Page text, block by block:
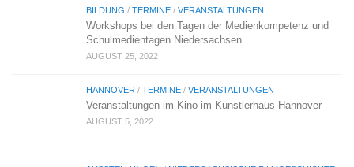
BILDUNG / TERMINE / VERANSTALTUNGEN
Workshops bei den Tagen der Medienkompetenz und
Schulmedientagen Niedersachsen
AUGUST 25, 2022
HANNOVER / TERMINE / VERANSTALTUNGEN
Veranstaltungen im Kino im Künstlerhaus Hannover
AUGUST 5, 2022